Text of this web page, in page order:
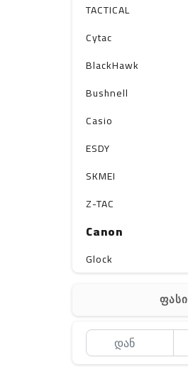
სხვა
Off-Road
TACTICAL
Cytac
BlackHawk
Bushnell
Casio
ESDY
SKMEI
Z-TAC
Canon
Glock
Lancer Tactical
ფასი